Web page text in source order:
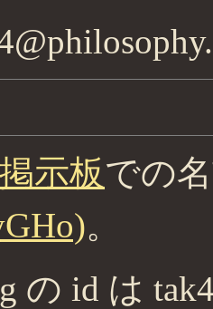
示板での
。
の id は